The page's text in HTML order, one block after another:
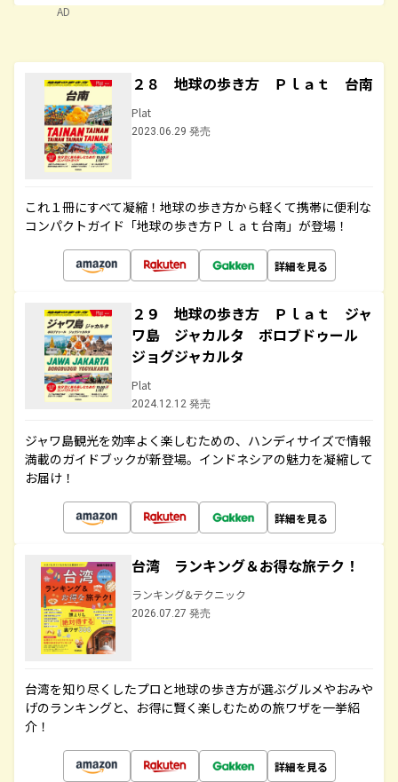
AD
２８ 地球の歩き方 Ｐｌａｔ 台南
Plat
2023.06.29 発売
これ１冊にすべて凝縮！地球の歩き方から軽くて携帯に便利な
コンパクトガイド「地球の歩き方Ｐｌａｔ台南」が登場！
詳細を見る
２９ 地球の歩き方 Ｐｌａｔ ジャ
ワ島 ジャカルタ ボロブドゥール
ジョグジャカルタ
Plat
2024.12.12 発売
ジャワ島観光を効率よく楽しむための、ハンディサイズで情報
満載のガイドブックが新登場。インドネシアの魅力を凝縮して
お届け！
詳細を見る
台湾 ランキング＆お得な旅テク！
ランキング&テクニック
2026.07.27 発売
台湾を知り尽くしたプロと地球の歩き方が選ぶグルメやおみや
げのランキングと、お得に賢く楽しむための旅ワザを一挙紹
介！
詳細を見る